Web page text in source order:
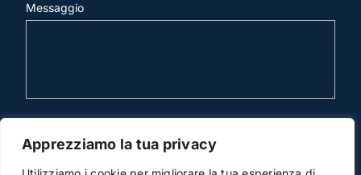
Apprezziamo la tua privacy
Messaggio
invia mail